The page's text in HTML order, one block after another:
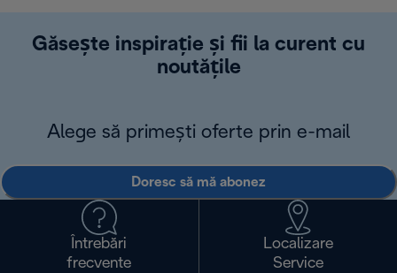
Găsește inspirație și fii la curent cu
noutățile
Alege să primești oferte prin e-mail
Doresc să mă abonez
Întrebări
frecvente
Localizare
Service